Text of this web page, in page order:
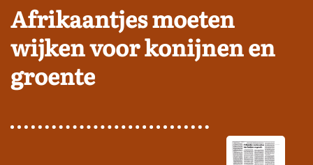
Afrikaantjes moeten
wijken voor konijnen en
groente